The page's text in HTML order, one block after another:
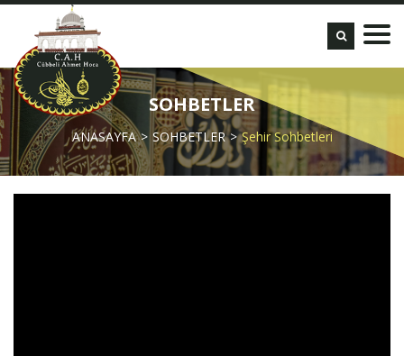
SOHBETLER
ANASAYFA SOHBETLER Şehir Sohbetleri